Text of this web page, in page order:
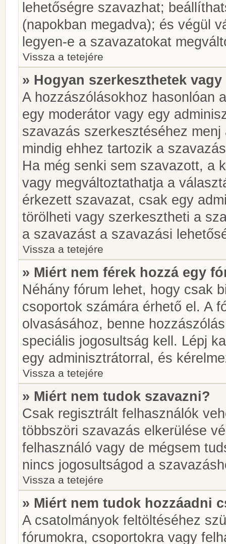
lehetőségre szavazhat;
(napokban megadva); és végül
legyen-e a szavazatokat
Vissza a tetejére
» Hogyan szerkeszthetek
A hozzászólásokhoz hasonlóan
egy moderátor vagy egy
szavazás szerkesztéséhez
mindig ehhez tartozik a
Ha még senki sem szavazott, a
vagy megváltoztathatja a
érkezett szavazat, csak egy
törölheti vagy szerkesztheti a
a szavazást a szavazási
Vissza a tetejére
» Miért nem férek hozzá egy
Néhány fórum lehet, hogy csak
csoportok számára érhető el. A
olvasásához, benne
speciális jogosultság kell. Lépj
egy adminisztrátorral, és
Vissza a tetejére
» Miért nem tudok szavazni?
Csak regisztrált felhasználók
többszöri szavazás elkerülése
felhasználó vagy de mégsem
nincs jogosultságod a
Vissza a tetejére
» Miért nem tudok hozzáadni
A csatolmányok feltöltéséhez
fórumokra, csoportokra vagy